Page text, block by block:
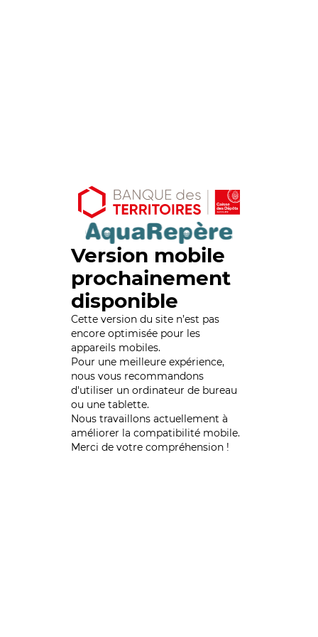
Version mobile
prochainement
disponible
Cette version du site n’est pas
encore optimisée pour les
appareils mobiles.
Pour une meilleure expérience,
nous vous recommandons
d'utiliser un ordinateur de bureau
ou une tablette.
Nous travaillons actuellement à
améliorer la compatibilité mobile.
Merci de votre compréhension !